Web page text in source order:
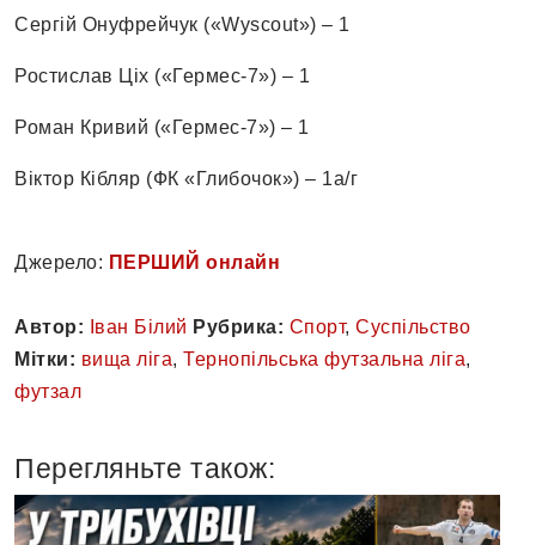
Сергій Онуфрейчук («Wyscout») – 1
Ростислав Ціх («Гермес-7») – 1
Роман Кривий («Гермес-7») – 1
Віктор Кібляр (ФК «Глибочок») – 1а/г
Джерело: ПЕРШИЙ онлайн
Автор: Іван Білий Рубрика: Спорт, Суспільство
Мітки: вища ліга, Тернопільська футзальна ліга,
футзал
Перегляньте також: